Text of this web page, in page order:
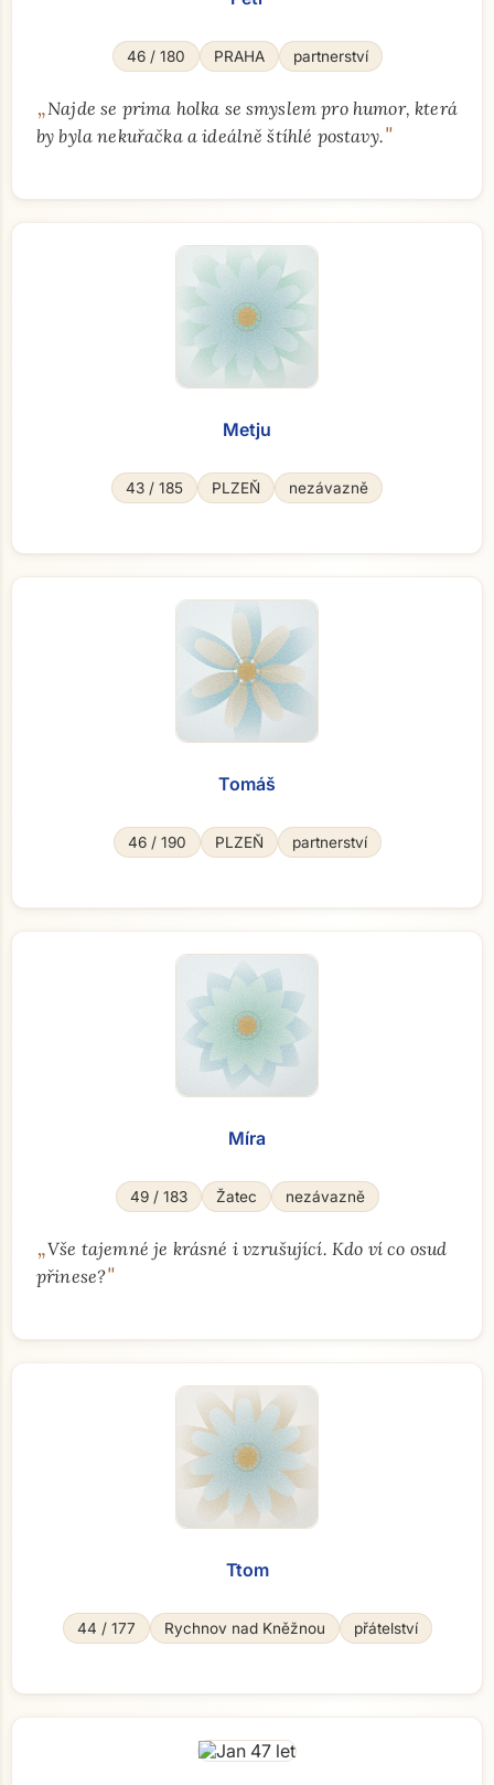
46 / 180 PRAHA partnerství
„Najde se prima holka se smyslem pro humor, která
by byla nekuřačka a ideálně štíhlé postavy."
Metju
43 / 185 PLZEŇ nezávazně
Tomáš
46 / 190 PLZEŇ partnerství
Míra
49 / 183 Žatec nezávazně
„Vše tajemné je krásné i vzrušující. Kdo ví co osud
přinese?"
Ttom
44 / 177 Rychnov nad Kněžnou přátelství